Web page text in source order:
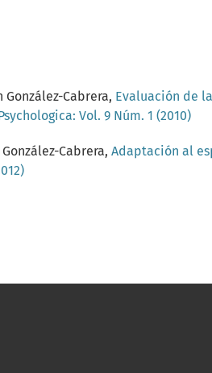
Cabrera, Evaluación de
Vol. 9 Núm. 1 (2010)
Cabrera, Adaptación al